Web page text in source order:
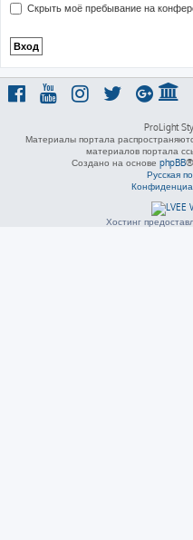
Скрыть моё пребывание на
ProLight
Материалы портала
материалов портала
Создано на основе phpBB®
Русская
Хостинг